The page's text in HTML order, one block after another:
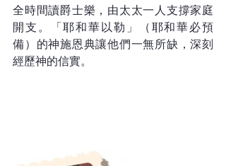
全時間讀爵士樂，由太太一人支撐家庭
開支。「耶和華以勒」（耶和華必預
備）的神施恩典讓他們一無所缺，深刻
經歷神的信實。